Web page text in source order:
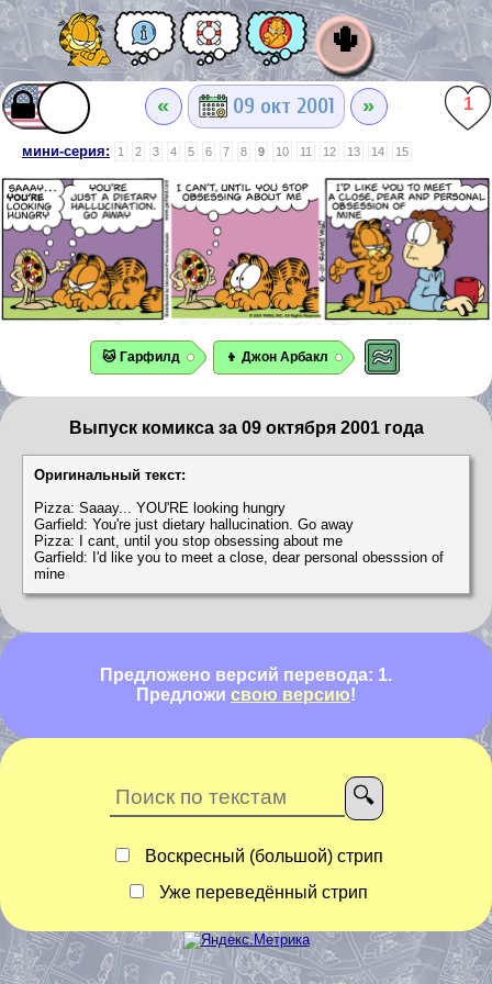
🌵
« 09 окт 2001 » 1
мини-серия: 1 2 3 4 5 6 7 8 9 10 11 12 13 14 15
🐱 Гарфилд 👦 Джон Арбакл
Выпуск комикса за 09 октября 2001 года
Оригинальный текст:
Pizza: Saaay... YOU'RE looking hungry
Garfield: You're just dietary hallucination. Go away
Pizza: I cant, until you stop obsessing about me
Garfield: I'd like you to meet a close, dear personal obesssion of
mine
Предложено версий перевода: 1.
Предложи свою версию!
Воскресный (большой) стрип
Уже переведённый стрип